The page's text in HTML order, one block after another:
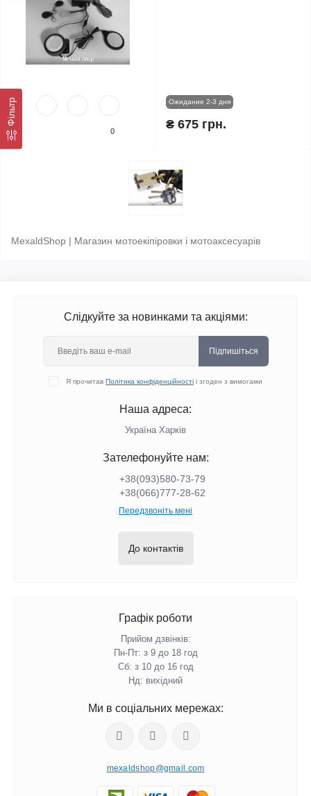
Фільтр
0
Ожидание 2-3 дня
₴ 675 грн.
MexaldShop | Магазин мотоекіпіровки і мотоаксесуарів
Слідкуйте за новинками та акціями:
Підпишіться
Я прочитав Політика конфіденційності і згоден з вимогами
Наша адреса:
Україна Харків
Зателефонуйте нам:
+38(093)580-73-79
+38(066)777-28-62
Передзвоніть мені
До контактів
Графік роботи
Прийом дзвінків:
Пн-Пт: з 9 до 18 год
Сб: з 10 до 16 год
Нд: вихідний
Ми в соціальних мережах:
mexaldshop@gmail.com